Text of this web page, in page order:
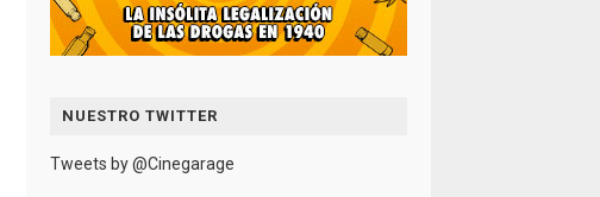
NUESTRO TWITTER
Tweets by @Cinegarage